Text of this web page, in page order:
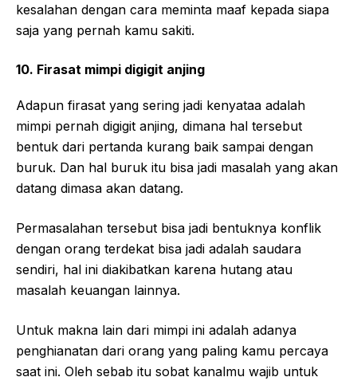
kesalahan dengan cara meminta maaf kepada siapa
saja yang pernah kamu sakiti.
10. Firasat mimpi digigit anjing
Adapun firasat yang sering jadi kenyataa adalah
mimpi pernah digigit anjing, dimana hal tersebut
bentuk dari pertanda kurang baik sampai dengan
buruk. Dan hal buruk itu bisa jadi masalah yang akan
datang dimasa akan datang.
Permasalahan tersebut bisa jadi bentuknya konflik
dengan orang terdekat bisa jadi adalah saudara
sendiri, hal ini diakibatkan karena hutang atau
masalah keuangan lainnya.
Untuk makna lain dari mimpi ini adalah adanya
penghianatan dari orang yang paling kamu percaya
saat ini. Oleh sebab itu sobat kanalmu wajib untuk